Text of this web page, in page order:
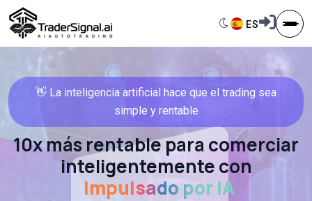
Switch to dark
ES
Selector
👋 La inteligencia artificial hace que el trading sea
simple y rentable
10x más rentable para comerciar
inteligentementecon
Impulsado por IA